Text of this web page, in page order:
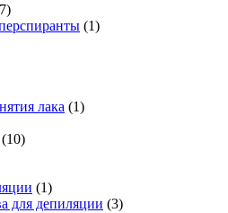
(1)
лака (1)
(10)
(1)
для депиляции (3)